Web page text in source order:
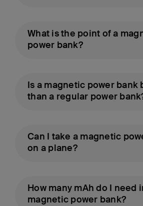
What is the point of a
power bank?
Is a magnetic power bank
than a regular power
Can I take a magnetic
on a plane?
How many mAh do I need
magnetic power bank?